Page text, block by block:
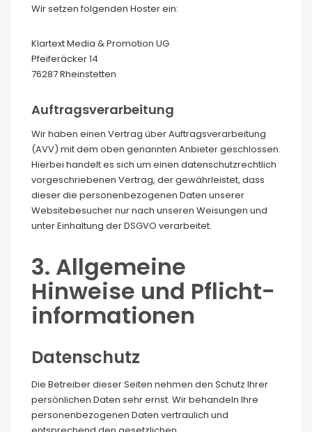
Wir setzen folgenden Hoster ein:
Klartext Media & Promotion UG
Pfeiferäcker 14
76287 Rheinstetten
Auftragsverarbeitung
Wir haben einen Vertrag über Auftragsverarbeitung
(AVV) mit dem oben genannten Anbieter geschlossen.
Hierbei handelt es sich um einen datenschutzrechtlich
vorgeschriebenen Vertrag, der gewährleistet, dass
dieser die personenbezogenen Daten unserer
Websitebesucher nur nach unseren Weisungen und
unter Einhaltung der DSGVO verarbeitet.
3. Allgemeine
Hinweise und Pflicht­
informationen
Datenschutz
Die Betreiber dieser Seiten nehmen den Schutz Ihrer
persönlichen Daten sehr ernst. Wir behandeln Ihre
personenbezogenen Daten vertraulich und